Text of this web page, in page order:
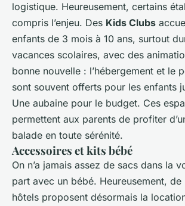
logistique. Heureusement, certains
compris l’enjeu. Des Kids Clubs
enfants de 3 mois à 10 ans, surtout
vacances scolaires, avec des
bonne nouvelle : l’hébergement et le
sont souvent offerts pour les enfants
Une aubaine pour le budget. Ces
permettent aux parents de profiter
balade en toute sérénité.
Accessoires et kits bébé
On n’a jamais assez de sacs dans la
part avec un bébé. Heureusement, de
hôtels proposent désormais la